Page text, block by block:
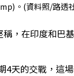
。(資料照/路透
稱，在印度和巴
4天的交戰，這